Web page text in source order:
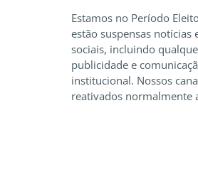
Estamos no Período
estão suspensas notícias
sociais, incluindo
publicidade e
institucional. Nossos
reativados normalmente